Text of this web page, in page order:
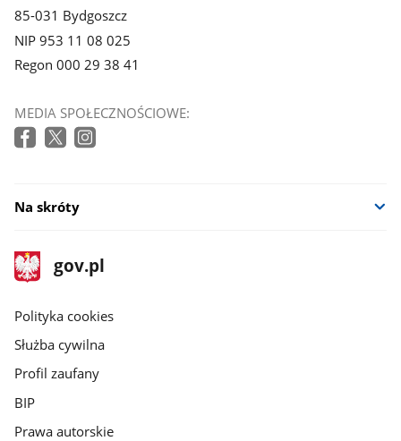
85-031 Bydgoszcz
NIP 953 11 08 025
Regon 000 29 38 41
MEDIA SPOŁECZNOŚCIOWE:
Na skróty
stopka
gov.pl
Strona
gov.pl
gov.pl
Polityka cookies
Służba cywilna
Profil zaufany
BIP
Prawa autorskie